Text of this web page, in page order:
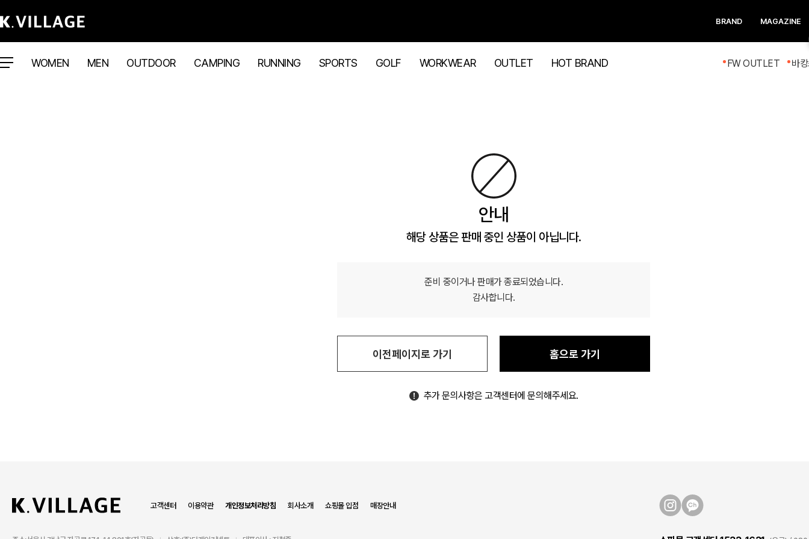
BRAND MAGAZINE
WOMEN MEN OUTDOOR CAMPING RUNNING SPORTS GOLF WORKWEAR OUTLET HOT BRAND FW OUTLET 바
안내
해당 상품은 판매 중인 상품이 아닙니다.
준비 중이거나 판매가 종료되었습니다.
감사합니다.
이전페이지로 가기 홈으로 가기
추가 문의사항은 고객센터에 문의해주세요.
고객센터 이용약관 개인정보처리방침 회사소개 쇼핑몰 입점 매장안내